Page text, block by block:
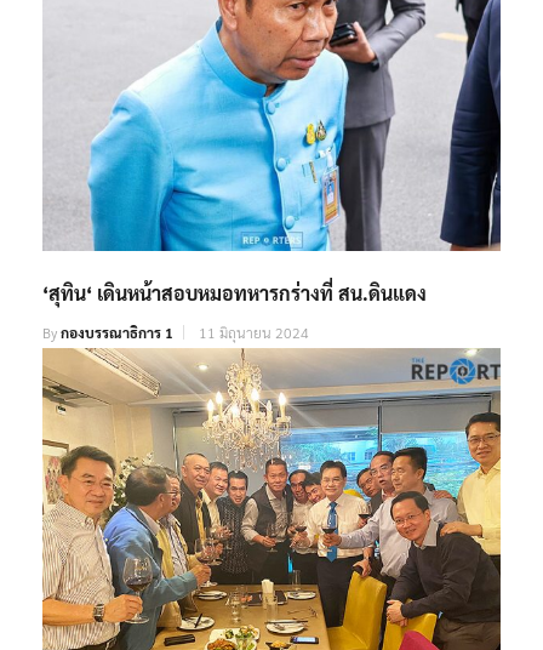
‘สุทิน‘ เดินหน้าสอบหมอทหารกร่างที่ สน.ดินแดง
Byกองบรรณาธิการ 1 11 มิถุนายน 2024